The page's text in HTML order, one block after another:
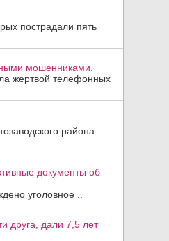
пострадали пять
мошенниками.
жертвой телефонных
района
документы об
уголовное ..
друга, дали 7,5 лет